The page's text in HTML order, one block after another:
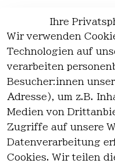
EU-
für Details
Ihre
Wir verwenden
Technologien auf
verarbeiten
Besucher:innen
Adresse), um z.B.
Medien von
Zugriffe auf unsere
Datenverarbeitung
Cookies. Wir teilen